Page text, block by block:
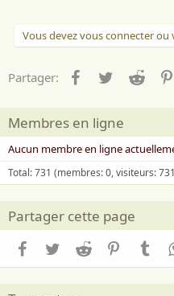
Vous devez vous connecter
Partager: Facebook
TwitterReddit
Membres en ligne
Aucun membre en ligne
Total: 731 (membres: 0, visiteurs:
Partager cette page
Facebook
TwitterReddit Pinterest